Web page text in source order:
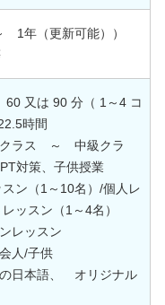
1年（更新可能））
又は 90 分（ 1～4 コ
時間
ラス ～ 中級クラ
対策、子供授業
ン（1～10名）/個人レ
ッスン（1～4名）
レッスン
会人/子供
日本語、 オリジナル